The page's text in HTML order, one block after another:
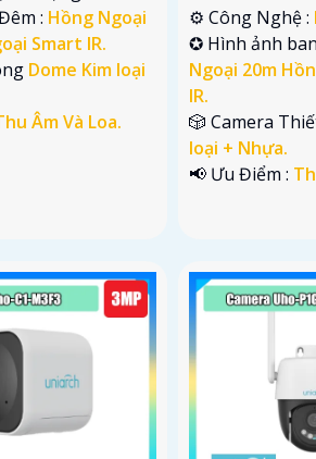
: Hồng Ngoại
Smart IR.
Dome Kim loại
Âm Và Loa.
⚙ Công Nghệ :
✪ Hình ảnh
Ngoại 20m
IR.
🎲 Camera
loại + Nhựa.
️📢 Ưu Điểm :